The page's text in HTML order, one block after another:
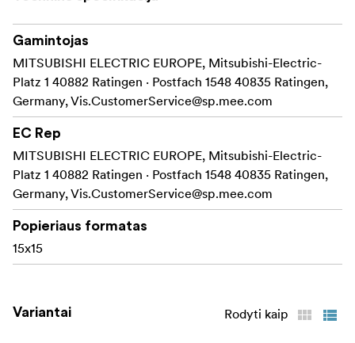
Gamintojas
MITSUBISHI ELECTRIC EUROPE, Mitsubishi-Electric-
Platz 1 40882 Ratingen · Postfach 1548 40835 Ratingen,
Germany, Vis.CustomerService@sp.mee.com
EC Rep
MITSUBISHI ELECTRIC EUROPE, Mitsubishi-Electric-
Platz 1 40882 Ratingen · Postfach 1548 40835 Ratingen,
Germany, Vis.CustomerService@sp.mee.com
Popieriaus formatas
15x15
Variantai Rodyti kaip